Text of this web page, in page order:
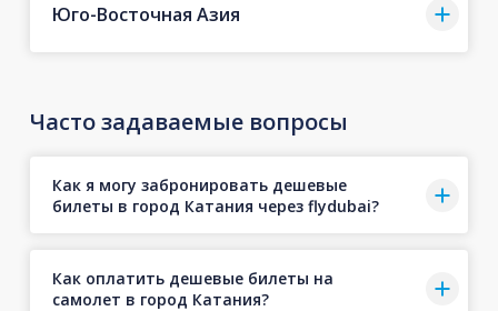
Юго-Восточная Азия
Часто задаваемые вопросы
Как я могу забронировать дешевые
билеты в город Катания через flydubai?
Как оплатить дешевые билеты на
самолет в город Катания?